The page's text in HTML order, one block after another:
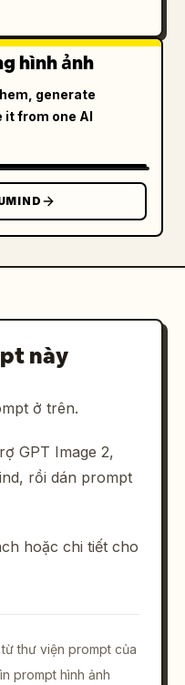
hình ảnh
generate
from one AI
này
ở trên.
GPT Image 2,
rồi dán prompt
hoặc chi tiết cho
thư viện prompt của
prompt hình ảnh